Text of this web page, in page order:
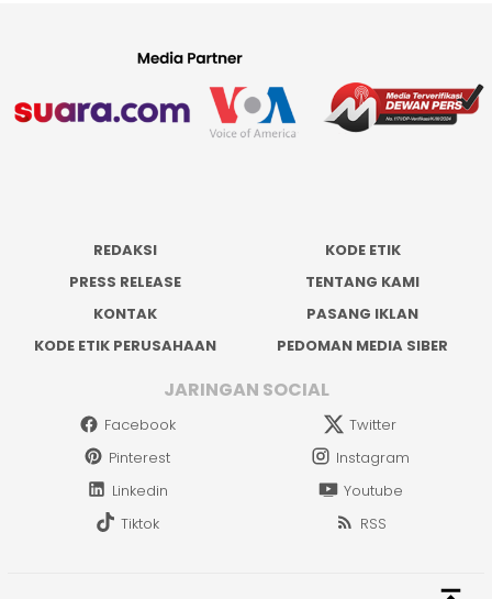
REDAKSI
KODE ETIK
PRESS RELEASE
TENTANG KAMI
KONTAK
PASANG IKLAN
KODE ETIK PERUSAHAAN
PEDOMAN MEDIA SIBER
JARINGAN SOCIAL
Facebook
Twitter
Pinterest
Instagram
Linkedin
Youtube
Tiktok
RSS